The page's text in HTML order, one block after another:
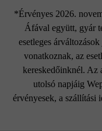
*Érvényes 2026.
Áfával együtt, gyár
esetleges
vonatkoznak, az
kereskedőinknél. Az
utolsó napjáig
érvényesek, a szállítási